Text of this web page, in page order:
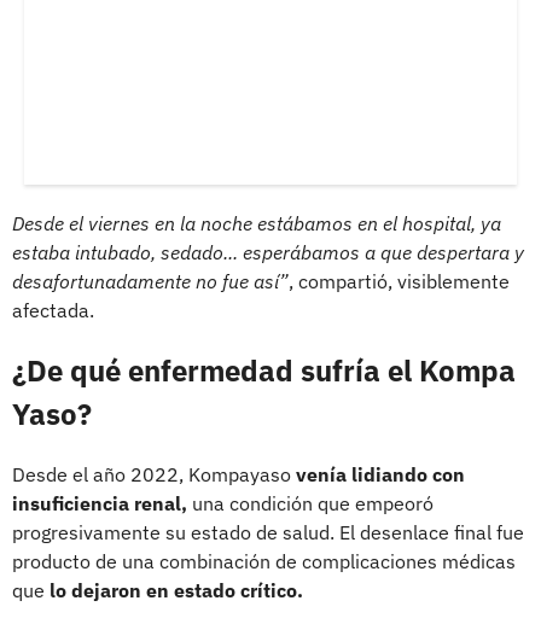
Desde el viernes en la noche estábamos en el hospital, ya
estaba intubado, sedado... esperábamos a que despertara y
desafortunadamente no fue así”, compartió, visiblemente
afectada.
¿De qué enfermedad sufría el Kompa
Yaso?
Desde el año 2022, Kompayaso venía lidiando con
insuficiencia renal, una condición que empeoró
progresivamente su estado de salud. El desenlace final fue
producto de una combinación de complicaciones médicas
que lo dejaron en estado crítico.